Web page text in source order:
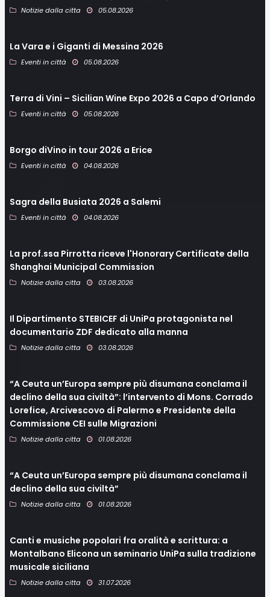
Notizie dalla citta 05.08.2026
La Vara e i Giganti di Messina 2026
Eventi in città 05.08.2026
Terra di Vini – Sicilian Wine Expo 2026 a Capo d’Orlando
Eventi in città 05.08.2026
Borgo diVino in tour 2026 a Erice
Eventi in città 04.08.2026
Sagra della Busiata 2026 a Salemi
Eventi in città 04.08.2026
La prof.ssa Pirrotta riceve l'Honorary Certificate della
Shanghai Municipal Commission
Notizie dalla citta 03.08.2026
Il Dipartimento STEBICEF di UniPa protagonista nel
documentario ZDF dedicato alla manna
Notizie dalla citta 03.08.2026
“A Ceuta un’Europa sempre più disumana conclama il
declino della sua civiltà”: l’intervento di Mons. Corrado
Lorefice, Arcivescovo di Palermo e Presidente della
Commissione CEI sulle Migrazioni
Notizie dalla citta 01.08.2026
“A Ceuta un’Europa sempre più disumana conclama il
declino della sua civiltà”
Notizie dalla citta 01.08.2026
Canti e musiche popolari fra oralità e scrittura: a
Montalbano Elicona un seminario UniPa sulla tradizione
musicale siciliana
Notizie dalla citta 31.07.2026